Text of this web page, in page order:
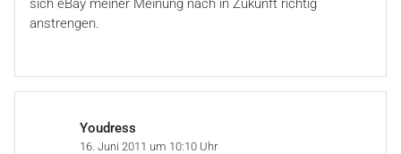
sich eBay meiner Meinung nach in Zukunft richtig
anstrengen.
Youdress
16. Juni 2011 um 10:10 Uhr